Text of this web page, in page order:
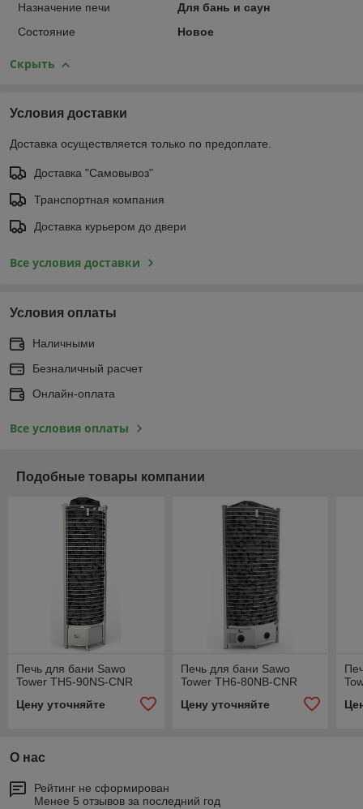
Назначение печи
Для бань и саун
Состояние
Новое
Скрыть
Условия доставки
Доставка осуществляется только по предоплате.
Доставка "Самовывоз"
Транспортная компания
Доставка курьером до двери
Все условия доставки
Условия оплаты
Наличными
Безналичный расчет
Онлайн-оплата
Все условия оплаты
Подобные товары компании
Печь для бани Sawo
Tower TH5-90NS-CNR
Цену уточняйте
Печь для бани Sawo
Tower TH6-80NB-CNR
Цену уточняйте
О нас
Рейтинг не сформирован
Менее 5 отзывов за последний год